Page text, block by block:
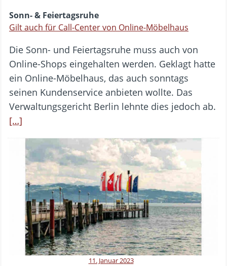
Sonn- & Feiertagsruhe
Gilt auch für Call-Center von Online-Möbelhaus
Die Sonn- und Feiertagsruhe muss auch von
Online-Shops eingehalten werden. Geklagt hatte
ein Online-Möbelhaus, das auch sonntags
seinen Kundenservice anbieten wollte. Das
Verwaltungsgericht Berlin lehnte dies jedoch ab.
[…]
11. Januar 2023